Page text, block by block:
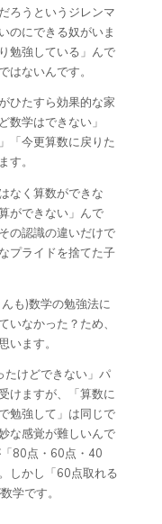
ろうというジレンマ
のにできる奴がいま
勉強している」んで
はないんです。
ひたすら効果的な家
数学はできない」
「今更算数に戻りた
す。
なく算数ができな
ができない」んで
の認識の違いだけで
プライドを捨てた子
も)数学の勉強法に
いなかった？ため、
います。
たけどできない」パ
けますが、「算数に
勉強して」は同じで
な感覚が難しいんで
80点・60点・40
しかし「60点取れる
学です。